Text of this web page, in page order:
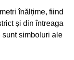
înălțime, fiind
și din întreaga
sunt simboluri ale